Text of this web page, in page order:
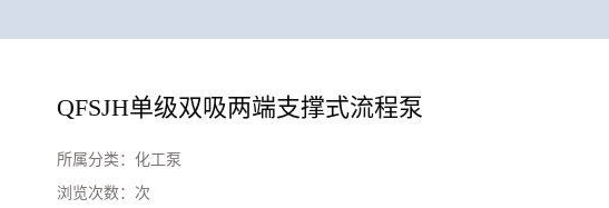
QFSJH单级双吸两端支撑式流程泵
所属分类：化工泵
浏览次数：次